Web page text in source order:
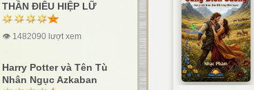
THẦN ĐIÊU HIỆP LỮ
👁 1482090 lượt xem
Harry Potter và Tên Tù
Nhân Ngục Azkaban